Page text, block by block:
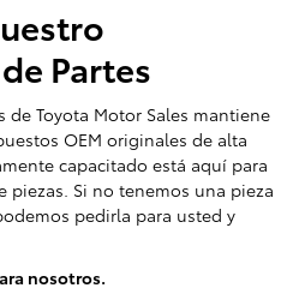
Partes
Toyota Motor Sales mantiene
OEM originales de alta
capacitado está aquí para
piezas. Si no tenemos una pieza
pedirla para usted y
nosotros.